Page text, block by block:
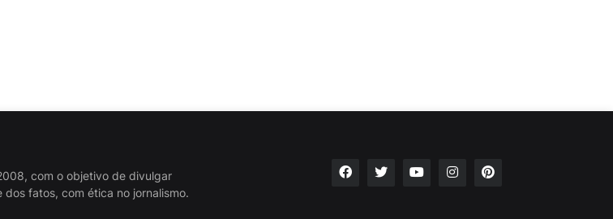
com o objetivo de divulgar
fatos, com ética no jornalismo.